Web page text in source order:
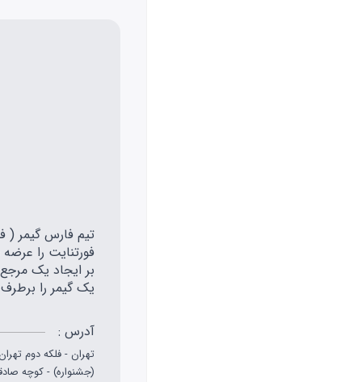
بر ایجاد یک
یک گیمر را
آدرس :
تهران - فلکه دوم
(جشنواره) - کوچه صادقی -